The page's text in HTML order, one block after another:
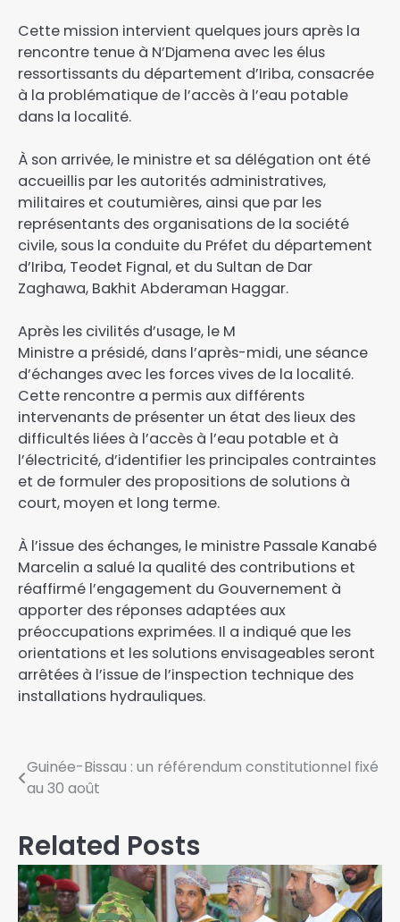
‎Cette mission intervient quelques jours après la
rencontre tenue à N’Djamena avec les élus
ressortissants du département d’Iriba, consacrée
à la problématique de l’accès à l’eau potable
dans la localité.
‎À son arrivée, le ministre et sa délégation ont été
accueillis par les autorités administratives,
militaires et coutumières, ainsi que par les
représentants des organisations de la société
civile, sous la conduite du Préfet du département
d’Iriba, Teodet Fignal, et du Sultan de Dar
Zaghawa, Bakhit Abderaman Haggar.
‎Après les civilités d’usage, le M
Ministre a présidé, dans l’après-midi, une séance
d’échanges avec les forces vives de la localité.
Cette rencontre a permis aux différents
intervenants de présenter un état des lieux des
difficultés liées à l’accès à l’eau potable et à
l’électricité, d’identifier les principales contraintes
et de formuler des propositions de solutions à
court, moyen et long terme.
‎À l’issue des échanges, le ministre Passale Kanabé
Marcelin a salué la qualité des contributions et
réaffirmé l’engagement du Gouvernement à
apporter des réponses adaptées aux
préoccupations exprimées. Il a indiqué que les
orientations et les solutions envisageables seront
arrêtées à l’issue de l’inspection technique des
installations hydrauliques.
Guinée-Bissau : un référendum constitutionnel fixé
au 30 août
Related Posts